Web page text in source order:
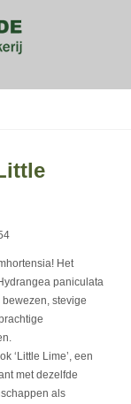
Prijsklasse:
tot
€11,54
Het
paniculata
bewezen, stevige
‘Little Lime’, een
met dezelfde
als